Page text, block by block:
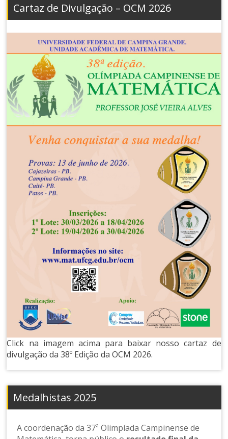
Cartaz de Divulgação – OCM 2026
Click na imagem acima para baixar nosso cartaz de
divulgação da 38º Edição da OCM 2026.
Medalhistas 2025
A coordenação da 37ª Olimpíada Campinense de